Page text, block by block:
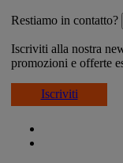
Restiamo in contatto?
Iscriviti alla nostra
promozioni e offerte
Iscriviti